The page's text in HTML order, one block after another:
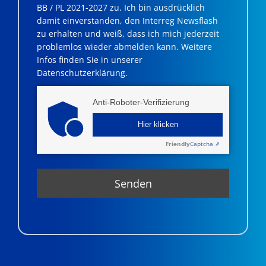
BB / PL 2021-2027 zu. Ich bin ausdrücklich
damit einverstanden, den Interreg Newsflash
zu erhalten und weiß, dass ich mich jederzeit
problemlos wieder abmelden kann. Weitere
Infos finden Sie in unserer
Datenschutzerklärung.
Anti-Roboter-Verifizierung
Hier klicken
FriendlyCaptcha ⇗